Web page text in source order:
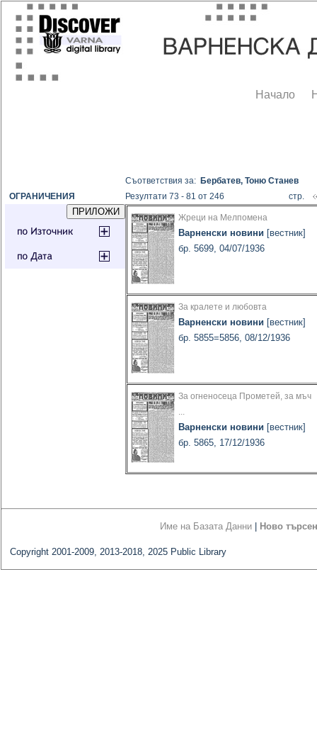
Начало
ОГРАНИЧЕНИЯ
Съответствия за: Бербатев, Тоню Станев
Резултати 73 - 81 от 246
стр.
Жреци на Мелпомена
Варненски новини [вестник]
бр. 5699, 04/07/1936
За кралете и любовта
Варненски новини [вестник]
бр. 5855=5856, 08/12/1936
За огненосеца Прометей, за мъч
...
Варненски новини [вестник]
бр. 5865, 17/12/1936
Име на Базата Данни Ново
Copyright 2001-2009, 2013-2018, 2025 Public Library